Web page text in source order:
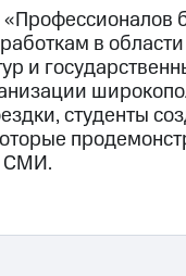
в
и
студенты
СМИ.